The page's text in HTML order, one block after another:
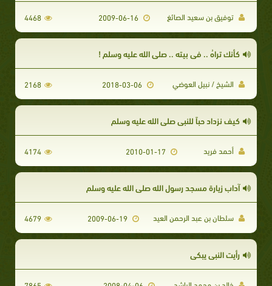
توفيق بن سعيد الصائغ 2009-06-16
4468
كأنك تراهُ .. في بيته .. صلى الله عليه وسلم !
الشيخ / نبيل العوضي 2168
كيف نزداد حباً للنبي صلى الله عليه وسلم
أحمد فريد 4174
آداب زيارة مسجد رسول الله صلى الله عليه وسلم
سلطان بن عبد الرحمن العيد 4679
رأيت النبي يبكي